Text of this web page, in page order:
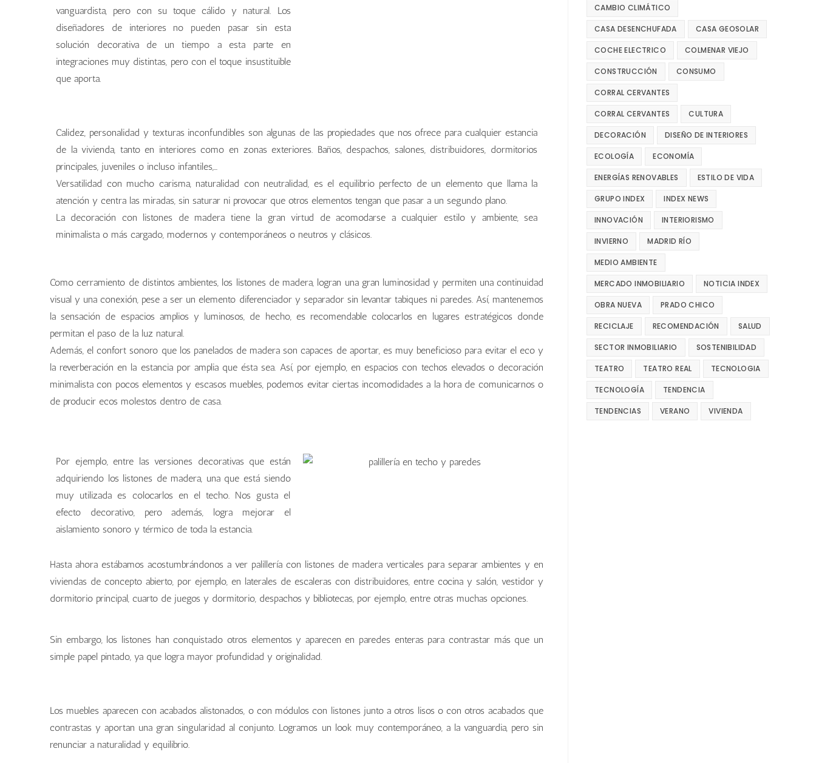
vanguardista, pero con su toque cálido y natural. Los
diseñadores de interiores no pueden pasar sin esta
solución decorativa de un tiempo a esta parte en
integraciones muy distintas, pero con el toque insustituible
que aporta.
Calidez, personalidad y texturas inconfundibles son algunas de las propiedades que nos ofrece para cualquier estancia
de la vivienda, tanto en interiores como en zonas exteriores. Baños, despachos, salones, distribuidores, dormitorios
principales, juveniles o incluso infantiles,…
Versatilidad con mucho carisma, naturalidad con neutralidad, es el equilibrio perfecto de un elemento que llama la
atención y centra las miradas, sin saturar ni provocar que otros elementos tengan que pasar a un segundo plano.
La decoración con listones de madera tiene la gran virtud de acomodarse a cualquier estilo y ambiente, sea
minimalista o más cargado, modernos y contemporáneos o neutros y clásicos.
Como cerramiento de distintos ambientes, los listones de madera, logran una gran luminosidad y permiten una continuidad
visual y una conexión, pese a ser un elemento diferenciador y separador sin levantar tabiques ni paredes. Así, mantenemos
la sensación de espacios amplios y luminosos, de hecho, es recomendable colocarlos en lugares estratégicos donde
permitan el paso de la luz natural.
Además, el confort sonoro que los panelados de madera son capaces de aportar, es muy beneficioso para evitar el eco y
la reverberación en la estancia por amplia que ésta sea. Así, por ejemplo, en espacios con techos elevados o decoración
minimalista con pocos elementos y escasos muebles, podemos evitar ciertas incomodidades a la hora de comunicarnos o
de producir ecos molestos dentro de casa.
Por ejemplo, entre las versiones decorativas que están
adquiriendo los listones de madera, una que está siendo
muy utilizada es colocarlos en el techo. Nos gusta el
efecto decorativo, pero además, logra mejorar el
aislamiento sonoro y térmico de toda la estancia.
Hasta ahora estábamos acostumbrándonos a ver palillería con listones de madera verticales para separar ambientes y en
viviendas de concepto abierto, por ejemplo, en laterales de escaleras con distribuidores, entre cocina y salón, vestidor y
dormitorio principal, cuarto de juegos y dormitorio, despachos y bibliotecas, por ejemplo, entre otras muchas opciones.
Sin embargo, los listones han conquistado otros elementos y aparecen en paredes enteras para contrastar más que un
simple papel pintado, ya que logra mayor profundidad y originalidad.
Los muebles aparecen con acabados alistonados, o con módulos con listones junto a otros lisos o con otros acabados que
contrastas y aportan una gran singularidad al conjunto. Logramos un look muy contemporáneo, a la vanguardia, pero sin
renunciar a naturalidad y equilibrio.
CAMBIO CLIMÁTICO
CASA DESENCHUFADA CASA GEOSOLAR
COCHE ELECTRICO COLMENAR VIEJO
CONSTRUCCIÓN CONSUMO
CORRAL CERVANTES
CORRAL CERVANTES CULTURA
DECORACIÓN DISEÑO DE INTERIORES
ECOLOGÍA ECONOMÍA
ENERGÍAS RENOVABLES ESTILO DE VIDA
GRUPO INDEX INDEX NEWS
INNOVACIÓN INTERIORISMO
INVIERNO MADRID RÍO
MEDIO AMBIENTE
MERCADO INMOBILIARIO NOTICIA INDEX
OBRA NUEVA PRADO CHICO
RECICLAJE RECOMENDACIÓN SALUD
SECTOR INMOBILIARIO SOSTENIBILIDAD
TEATRO TEATRO REAL TECNOLOGIA
TECNOLOGÍA TENDENCIA
TENDENCIAS VERANO VIVIENDA